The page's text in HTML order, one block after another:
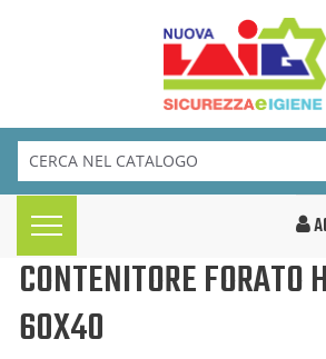
CONTENITORE FORATO
60X40